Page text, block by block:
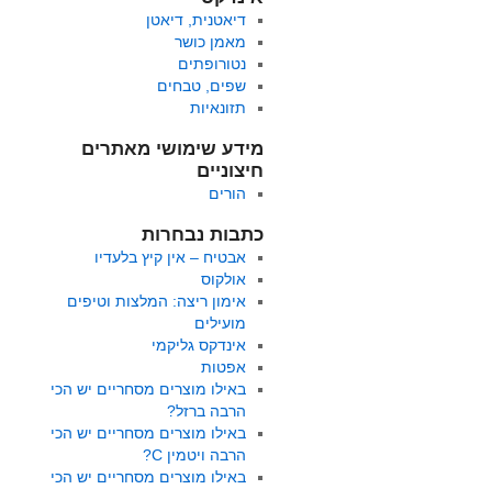
דיאטנית, דיאטן
מאמן כושר
נטורופתים
שפים, טבחים
תזונאיות
מידע שימושי מאתרים
חיצוניים
הורים
כתבות נבחרות
אבטיח – אין קיץ בלעדיו
אולקוס
אימון ריצה: המלצות וטיפים
מועילים
אינדקס גליקמי
אפטות
באילו מוצרים מסחריים יש הכי
הרבה ברזל?
באילו מוצרים מסחריים יש הכי
הרבה ויטמין C?
באילו מוצרים מסחריים יש הכי